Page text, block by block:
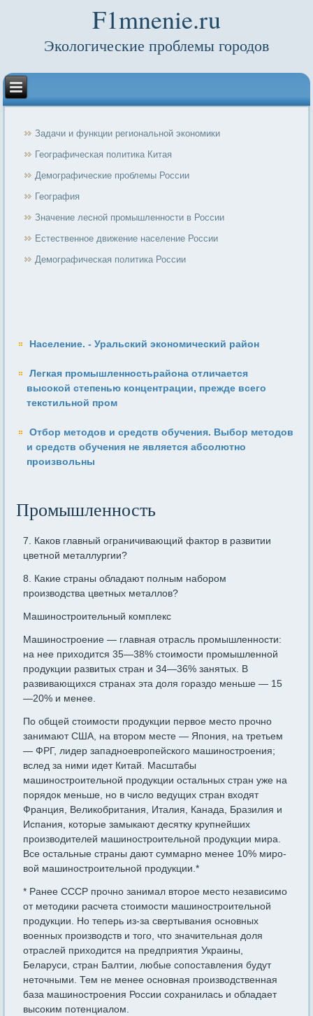
F1mnenie.ru
Экологические проблемы городов
Задачи и функции региональной экономики
Географическая политика Китая
Демографические проблемы России
География
Значение лесной промышленности в России
Естественное движение население России
Демографическая политика России
Население. - Уральский экономический район
Легкая промышленностьрайона отличается
высокой степенью концентрации, прежде всего
текстильной про­м
Отбор методов и средств обучения. Выбор методов
и средств обучения не является абсолютно
произвольны
Промышленность
7. Каков главный ограничивающий фактор в развитии
цветной металлургии?
8. Какие страны обладают полным набором
производства цветных ме­таллов?
Машиностроительный комплекс
Машиностроение — главная отрасль промышленности:
на нее приходится 35—38% стоимости промышленной
продукции развитых стран и 34—36% занятых. В
развивающихся странах эта доля гораздо меньше — 15
—20% и менее.
По общей стоимости продукции первое место прочно
занимают США, на втором месте — Япония, на третьем
— ФРГ, лидер запад­ноевропейского машиностроения;
вслед за ними идет Китай. Масш­табы
машиностроительной продукции остальных стран уже на
по­рядок меньше, но в число ведущих стран входят
Франция, Велико­британия, Италия, Канада, Бразилия и
Испания, которые замыкают десятку крупнейших
производителей машиностроительной продук­ции мира.
Все остальные страны дают суммарно менее 10% миро­
вой машиностроительной продукции.*
* Ранее СССР прочно занимал второе место независимо
от методики рас­чета стоимости машиностроительной
продукции. Но теперь из-за свертыва­ния основных
военных производств и того, что значительная доля
отраслей приходится на предприятия Украины,
Беларуси, стран Балтии, любые сопо­ставления будут
неточными. Тем не менее основная производственная
база машиностроения России сохранилась и обладает
высоким потенциалом.